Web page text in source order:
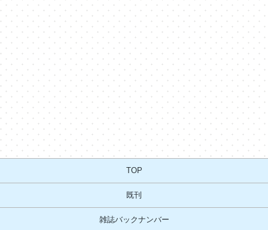
TOP
既刊
雑誌バックナンバー